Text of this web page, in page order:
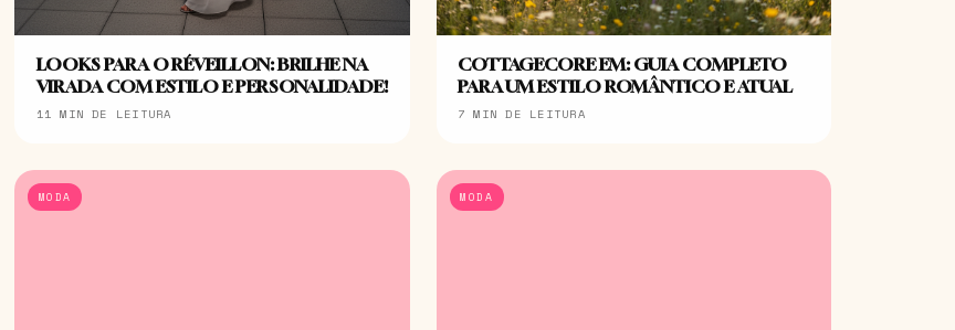
LOOKS PARA O RÉVEILLON: BRILHE NA
VIRADA COM ESTILO E PERSONALIDADE!
11 MIN DE LEITURA
COTTAGECORE EM: GUIA COMPLETO
PARA UM ESTILO ROMÂNTICO E ATUAL
7 MIN DE LEITURA
MODA MODA